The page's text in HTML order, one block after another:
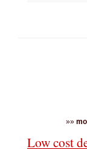
»»
Low cost